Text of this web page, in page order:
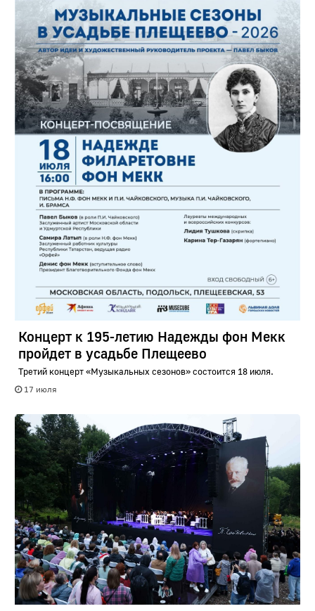
Концерт к 195-летию Надежды фон Мекк
пройдет в усадьбе Плещеево
Третий концерт «Музыкальных сезонов» состоится 18 июля.
17 июля